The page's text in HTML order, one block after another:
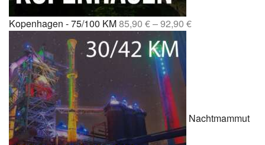
Kopenhagen - 75/100 KM85,90 €–92,90 €
Nachtmammut